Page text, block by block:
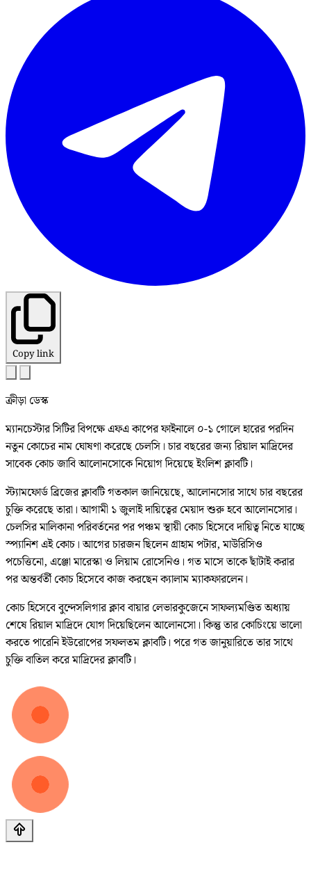
Copy link
ক্রীড়া ডেস্ক
ম্যানচেস্টার সিটির বিপক্ষে এফএ কাপের ফাইনালে ০-১ গোলে হারের পরদিন
নতুন কোচের নাম ঘোষণা করেছে চেলসি। চার বছরের জন্য রিয়াল মাদ্রিদের
সাবেক কোচ জাবি আলোনসোকে নিয়োগ দিয়েছে ইংলিশ ক্লাবটি।
স্ট্যামফোর্ড ব্রিজের ক্লাবটি গতকাল জানিয়েছে, আলোনসোর সাথে চার বছরের
চুক্তি করেছে তারা। আগামী ১ জুলাই দায়িত্বের মেয়াদ শুরু হবে আলোনসোর।
চেলসির মালিকানা পরিবর্তনের পর পঞ্চম স্থায়ী কোচ হিসেবে দায়িত্ব নিতে যাচ্ছে
স্প্যানিশ এই কোচ। আগের চারজন ছিলেন গ্রাহাম পটার, মাউরিসিও
পচেত্তিনো, এঞ্জো মারেস্কা ও লিয়াম রোসেনিও। গত মাসে তাকে ছাঁটাই করার
পর অন্তর্বর্তী কোচ হিসেবে কাজ করছেন ক্যালাম ম্যাকফারলেন।
কোচ হিসেবে বুন্দেসলিগার ক্লাব বায়ার লেভারকুজেনে সাফল্যমণ্ডিত অধ্যায়
শেষে রিয়াল মাদ্রিদে যোগ দিয়েছিলেন আলোনসো। কিন্তু তার কোচিংয়ে ভালো
করতে পারেনি ইউরোপের সফলতম ক্লাবটি। পরে গত জানুয়ারিতে তার সাথে
চুক্তি বাতিল করে মাদ্রিদের ক্লাবটি।